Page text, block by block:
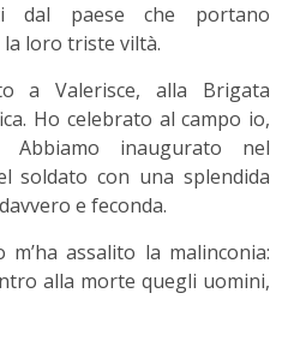
dal paese che portano
loro triste viltà.
a Valerisce, alla Brigata
Ho celebrato al campo io,
Abbiamo inaugurato nel
soldato con una splendida
e feconda.
assalito la malinconia:
alla morte quegli uomini,